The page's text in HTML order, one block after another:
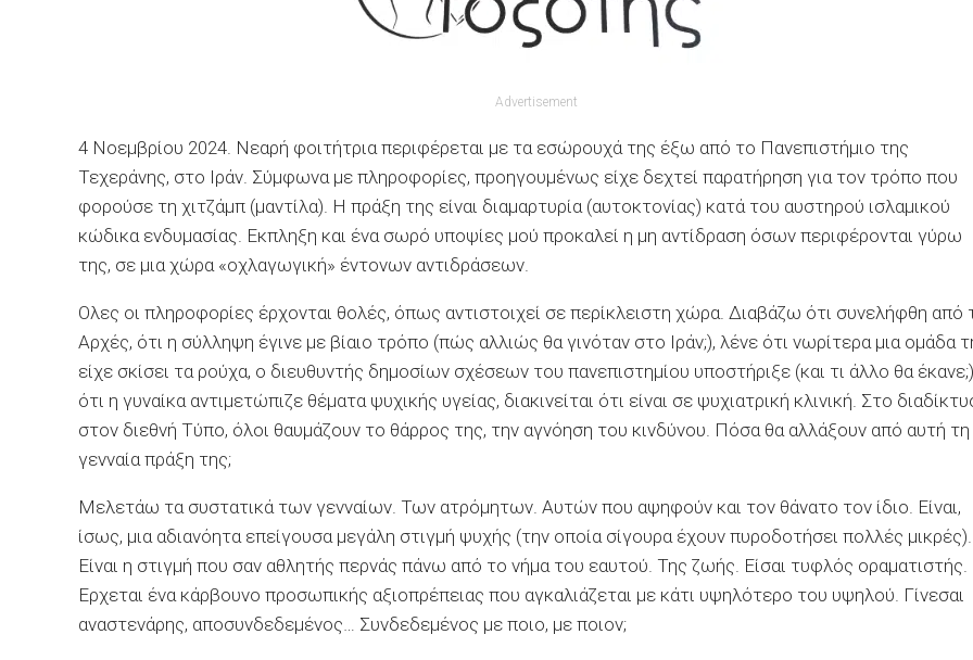
Advertisement
4 Νοεμβρίου 2024. Νεαρή φοιτήτρια περιφέρεται με τα εσώρουχά της έξω από το Πανεπιστήμιο της
Τεχεράνης, στο Ιράν. Σύμφωνα με πληροφορίες, προηγουμένως είχε δεχτεί παρατήρηση για τον τρόπο που
φορούσε τη χιτζάμπ (μαντίλα). Η πράξη της είναι διαμαρτυρία (αυτοκτονίας) κατά του αυστηρού ισλαμικού
κώδικα ενδυμασίας. Εκπληξη και ένα σωρό υποψίες μού προκαλεί η μη αντίδραση όσων περιφέρονται γύρω
της, σε μια χώρα «οχλαγωγική» έντονων αντιδράσεων.
Ολες οι πληροφορίες έρχονται θολές, όπως αντιστοιχεί σε περίκλειστη χώρα. Διαβάζω ότι συνελήφθη από
Αρχές, ότι η σύλληψη έγινε με βίαιο τρόπο (πώς αλλιώς θα γινόταν στο Ιράν;), λένε ότι νωρίτερα μια ομάδα
είχε σκίσει τα ρούχα, ο διευθυντής δημοσίων σχέσεων του πανεπιστημίου υποστήριξε (και τι άλλο θα έκανε;)
ότι η γυναίκα αντιμετώπιζε θέματα ψυχικής υγείας, διακινείται ότι είναι σε ψυχιατρική κλινική. Στο
στον διεθνή Τύπο, όλοι θαυμάζουν το θάρρος της, την αγνόηση του κινδύνου. Πόσα θα αλλάξουν από αυτή τη
γενναία πράξη της;
Μελετάω τα συστατικά των γενναίων. Των ατρόμητων. Αυτών που αψηφούν και τον θάνατο τον ίδιο. Είναι,
ίσως, μια αδιανόητα επείγουσα μεγάλη στιγμή ψυχής (την οποία σίγουρα έχουν πυροδοτήσει πολλές μικρές).
Είναι η στιγμή που σαν αθλητής περνάς πάνω από το νήμα του εαυτού. Της ζωής. Είσαι τυφλός οραματιστής.
Ερχεται ένα κάρβουνο προσωπικής αξιοπρέπειας που αγκαλιάζεται με κάτι υψηλότερο του υψηλού. Γίνεσαι
αναστενάρης, αποσυνδεδεμένος… Συνδεδεμένος με ποιο, με ποιον;